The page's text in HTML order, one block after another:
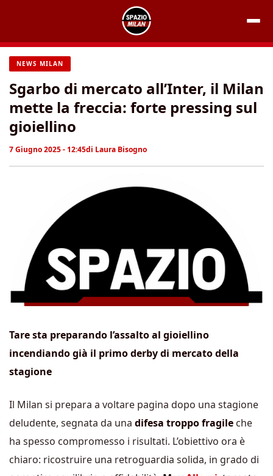
contenuto
NEWS MILAN
Sgarbo di mercato all’Inter, il Milan
mette la freccia: forte pressing sul
gioiellino
7 Giugno 2025 - 12:45di Laura Bisogno
Tare sta preparando l’assalto al gioiellino
incendiando già il primo derby di mercato della
stagione
Il Milan si prepara a voltare pagina dopo una stagione
deludente, segnata da una difesa troppo fragile che
ha spesso compromesso i risultati. L’obiettivo ora è
chiaro: ricostruire una retroguardia solida, in grado di